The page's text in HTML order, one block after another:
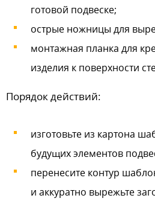
готовой подвеске;
острые ножницы для
монтажная планка для
изделия к поверхности
Порядок действий:
изготовьте из картона
будущих элементов
перенесите контур
и аккуратно вырежьте